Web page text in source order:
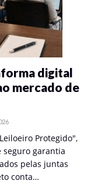
digital
mercado de
Protegido",
seguro garantia
pelas juntas
conta…